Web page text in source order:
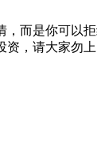
而是你可以
，请大家勿